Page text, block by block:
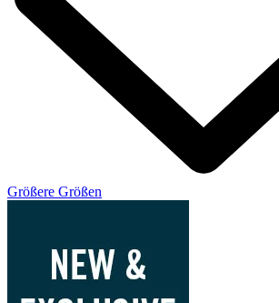
Größere Größen